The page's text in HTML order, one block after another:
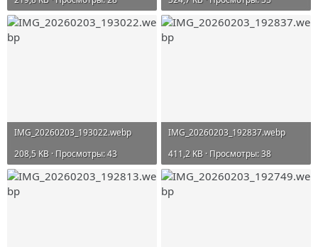
IMG_20260203_193022.webp
208,5 KB · Просмотры: 43
IMG_20260203_192837.webp
411,2 KB · Просмотры: 38